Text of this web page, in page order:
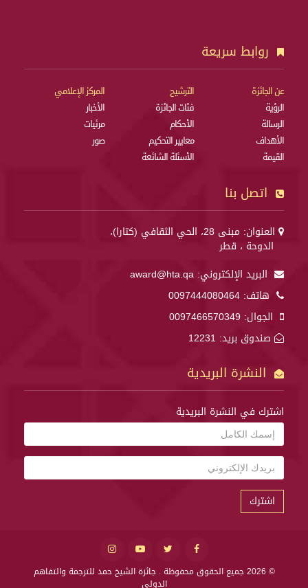
روابط سريعة
عن الجائزة
الرؤية
الرسالة
الأهداف
القيمة
الترشيح
فئات الجائزة
الأحكام
معايير التحكيم
الأسئلة الشائعة
المركز الإعلامي
الأخبار
مرئيات
صور
اتصل بنا
العنوان: مبنى 28، الحي الثقافي (كتارا)،
الدوحة ، قطر
البريد الإلكتروني: award@hta.qa
هاتف: 0097444080464
الجوال: 0097466570349
صندوق بريد: 12231
النشرة البريدية
اشترك في النشرة البريدية
اشترك
© 2026 جميع الحقوق محفوظة .
جائزة الشيخ حمد للترجمة والتفاهم
الدولي